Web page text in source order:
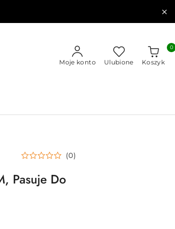
Moje konto Ulubione Koszyk
0
(0)
Pasuje Do